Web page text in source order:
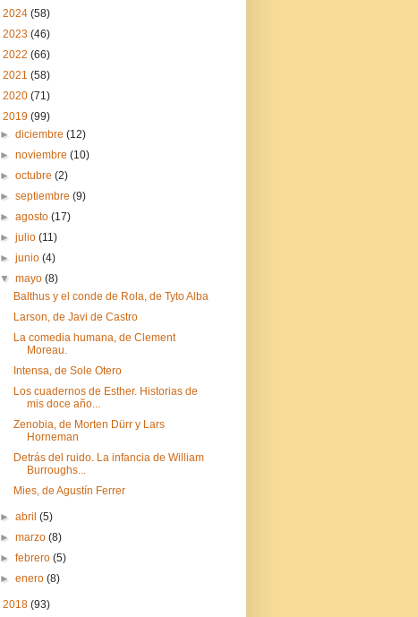
2024 (58)
2023 (46)
2022 (66)
2021 (58)
2020 (71)
2019 (99)
►diciembre(12)
►noviembre(10)
►octubre(2)
►septiembre(9)
►agosto(17)
►julio(11)
►junio(4)
▼mayo(8)
Balthus y el conde de Rola, de Tyto Alba
Larson, de Javi de Castro
La comedia humana, de Clement
Moreau.
Intensa, de Sole Otero
Los cuadernos de Esther. Historias de
mis doce año...
Zenobia, de Morten Dürr y Lars
Horneman
Detrás del ruido. La infancia de William
Burroughs...
Mies, de Agustín Ferrer
►abril(5)
►marzo(8)
►febrero(5)
►enero(8)
2018 (93)